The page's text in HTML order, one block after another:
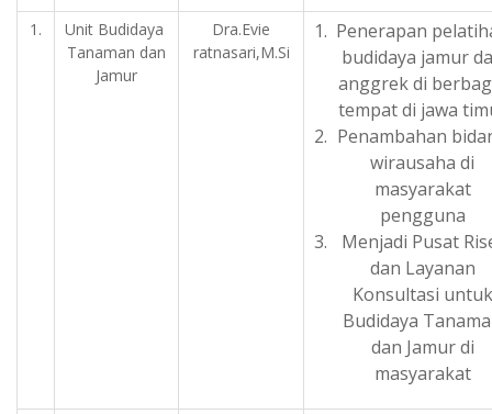
1.
Unit Budidaya
Tanaman dan
Jamur
Dra.Evie
ratnasari,M.Si
Penerapan
budidaya jamur
anggrek di
tempat di jawa
Penambahan
wirausaha di
masyarakat
pengguna
Menjadi Pusat
dan Layanan
Konsultasi untuk
Budidaya
dan Jamur di
masyarakat